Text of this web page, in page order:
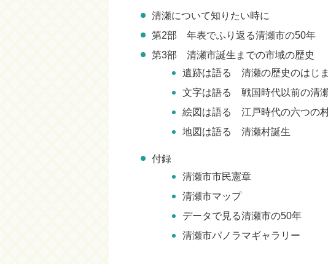
清瀬について知りたい時に
第2部 年表でふり返る清瀬市の50年
第3部 清瀬市誕生までの市域の歴史
遺跡は語る 清瀬の歴史のはじ
文字は語る 戦国時代以前の清
絵図は語る 江戸時代の六つの
地図は語る 清瀬村誕生
付録
清瀬市市民憲章
清瀬市マップ
データで見る清瀬市の50年
清瀬市パノラマギャラリー